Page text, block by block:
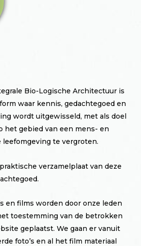
Bio-Logische Architectuur is
waar kennis, gedachtegoed en
wordt uitgewisseld, met als doel
het gebied van een mens- en
te vergroten.
verzamelplaat van deze
en films worden door onze leden
toestemming van de betrokken
geplaatst. We gaan er vanuit
foto’s en al het film materiaal